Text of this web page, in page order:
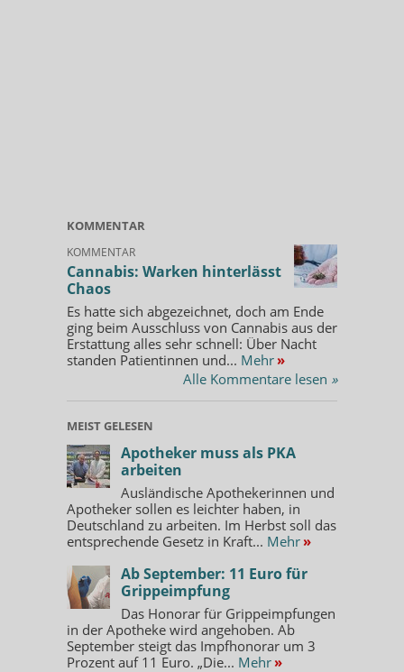
KOMMENTAR
KOMMENTAR
Cannabis: Warken hinterlässt
Chaos
Es hatte sich abgezeichnet, doch am Ende
ging beim Ausschluss von Cannabis aus der
Erstattung alles sehr schnell: Über Nacht
standen Patientinnen und... Mehr »
Alle Kommentare lesen »
MEIST GELESEN
Apotheker muss als PKA
arbeiten
Ausländische Apothekerinnen und
Apotheker sollen es leichter haben, in
Deutschland zu arbeiten. Im Herbst soll das
entsprechende Gesetz in Kraft... Mehr »
Ab September: 11 Euro für
Grippeimpfung
Das Honorar für Grippeimpfungen
in der Apotheke wird angehoben. Ab
September steigt das Impfhonorar um 3
Prozent auf 11 Euro. „Die... Mehr »